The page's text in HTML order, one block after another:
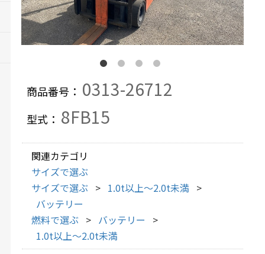
商品番号： 0313-26712
型式： 8FB15
関連カテゴリ
サイズで選ぶ
サイズで選ぶ
1.0t以上～2.0t未満
バッテリー
燃料で選ぶ
バッテリー
1.0t以上～2.0t未満